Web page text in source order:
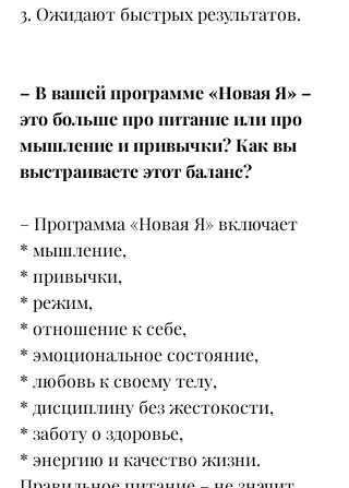
3. Ожидают быстрых результатов.
– В вашей программе «Новая Я» –
это больше про питание или про
мышление и привычки? Как вы
выстраиваете этот баланс?
– Программа «Новая Я» включает
* мышление,
* привычки,
* режим,
* отношение к себе,
* эмоциональное состояние,
* любовь к своему телу,
* дисциплину без жестокости,
* заботу о здоровье,
* энергию и качество жизни.